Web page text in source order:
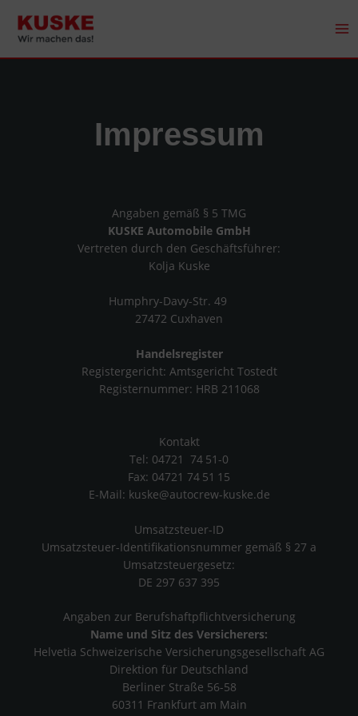
Inhalt
springen
Impressum
Angaben gemäß § 5 TMG
KUSKE Automobile GmbH
Vertreten durch den Geschäftsführer:
Kolja Kuske
Humphry-Davy-Str. 49
27472 Cuxhaven
Handelsregister
Registergericht: Amtsgericht Tostedt
Registernummer: HRB 211068
Kontakt
Tel: 04721 74 51-0
Fax: 04721 74 51 15
E-Mail: kuske@autocrew-kuske.de
Umsatzsteuer-ID
Umsatzsteuer-Identifikationsnummer gemäß § 27 a
Umsatzsteuergesetz:
DE 297 637 395
Angaben zur Berufshaftpflichtversicherung
Name und Sitz des Versicherers:
Helvetia Schweizerische Versicherungsgesellschaft AG
Direktion für Deutschland
Berliner Straße 56-58
60311 Frankfurt am Main